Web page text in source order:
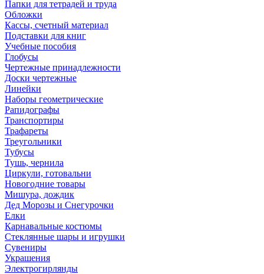
Папки для тетрадей и труда
Обложки
Кассы, счетный материал
Подставки для книг
Учебные пособия
Глобусы
Чертежные принадлежности
Доски чертежные
Линейки
Наборы геометрические
Рапидографы
Транспортиры
Трафареты
Треугольники
Тубусы
Тушь, чернила
Циркули, готовальни
Новогодние товары
Мишура, дождик
Дед Морозы и Снегурочки
Елки
Карнавальные костюмы
Стеклянные шары и игрушки
Сувениры
Украшения
Электрогирлянды